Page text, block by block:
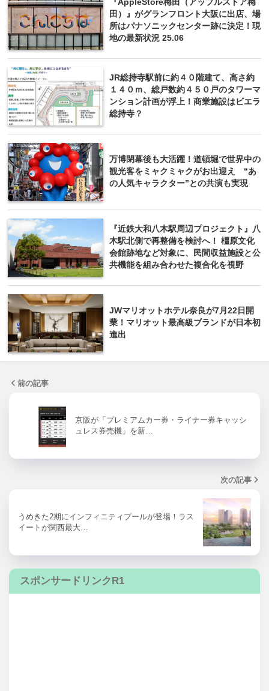
『AppleStore梅田（アップルストア梅
田）』がグランフロント大阪に出店、場
所はパナソニックセンター跡に決定！現
地の最新状況 25.06
JR総持寺駅前に約４０階建て、高さ約
１４０ｍ、総戸数約４５０戸のタワーマ
ンション計画が浮上！商業施設はビエラ
総持寺？
万博閉幕後も大活躍！道頓堀で世界中の
観光客をミャクミャクがお出迎え “あ
の人気キャラクター”との共演も実現
『近鉄大和八木駅周辺プロジェクト』八
木駅北側で再整備を検討へ！ 橿原文化
会館跡地など対象に、民間収益施設と公
共機能を組み合わせた複合化を視野
JWマリオットホテル奈良が7月22日開
業！マリオット最高級ブランドが日本初
進出
前の記事
京阪が「プレミアムカー券・ライナー券キャッシ
ュレス券売機」を新…
次の記事
うめきた2期にインフィニティプールが登場！ラス
イートが関西最大…
スポンサードリンクR1